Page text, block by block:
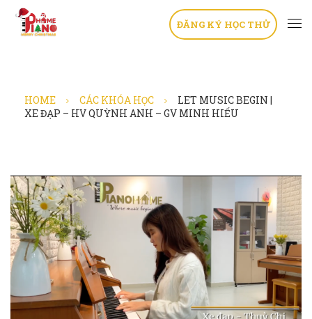
ĐĂNG KÝ HỌC THỬ
HOME CÁC KHÓA HỌC
LET MUSIC BEGIN |
XE ĐẠP – HV QUỲNH ANH – GV MINH HIẾU